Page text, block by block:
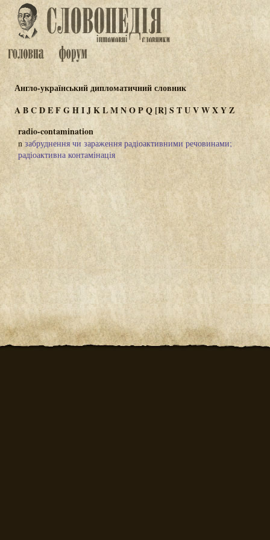
Англо-український дипломатичний словник
ABCDEFGHIJKLMNOPQ[R] STUVWXYZ
radio-contamination
n забруднення чи зараження радіоактивними речовинами;
радіоактивна контамінація